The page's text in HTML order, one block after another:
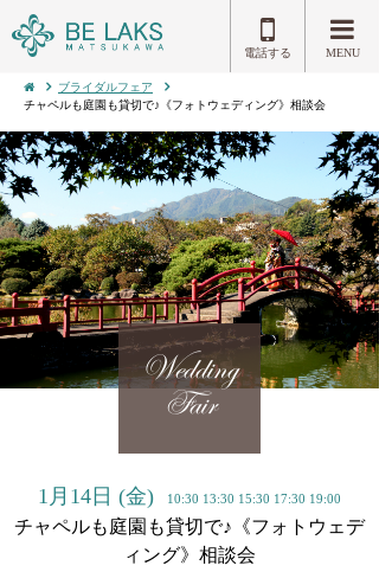
電話する MENU
ブライダルフェア
チャペルも庭園も貸切で♪《フォトウェディング》相談会
Wedding
Fair
1月14日 (金) 10:30 13:30 15:30 17:30 19:00
チャペルも庭園も貸切で♪《フォトウェデ
ィング》相談会